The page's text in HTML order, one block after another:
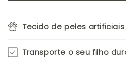
Tecido de peles artificiais
Transporte o seu filho